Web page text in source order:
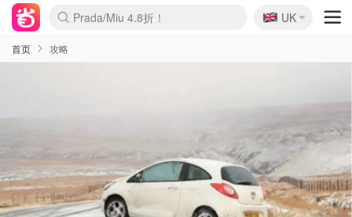
Prada/Miu 4.8折！
🇬🇧
UK
首页 攻略